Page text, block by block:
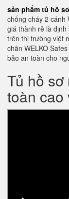
sản phẩm tủ hồ
chống cháy 2 cánh
giá thành rẻ là
trên thị trường việt
chân WELKO
bảo an toàn cho
Tủ hồ
toàn cao